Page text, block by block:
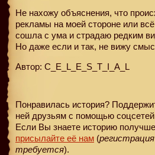
Не нахожу объяснения, что
рекламы на моей стороне или
сошла с ума и страдаю редким
Но даже если и так, не вижу
Автор: C_E_L_E_S_T_I_A_L
Понравилась история?
ней друзьям с помощью
Если Вы знаете историю
присылайте её нам (
требуется).